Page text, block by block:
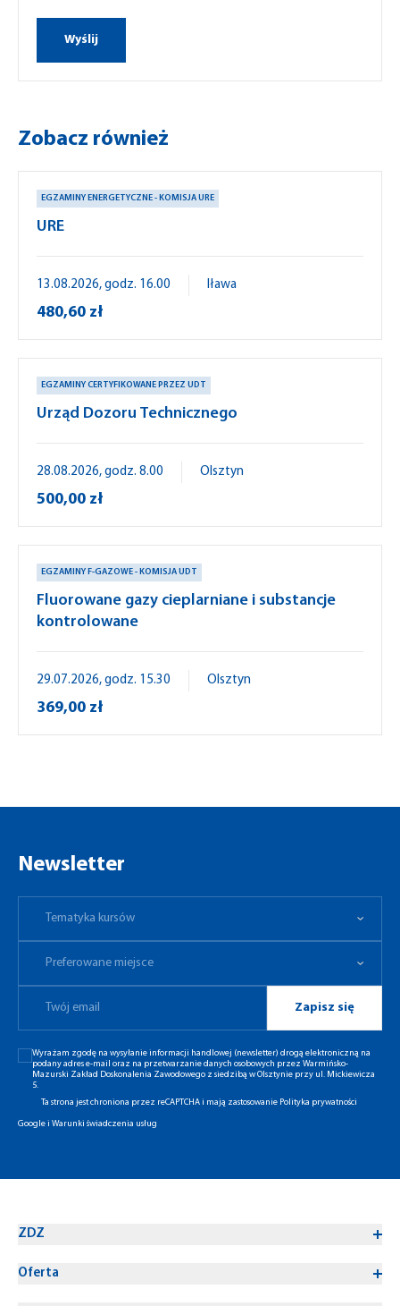
Zobacz również
EGZAMINY ENERGETYCZNE - KOMISJA URE
URE
13.08.2026, godz. 16.00 Iława
480,60 zł
EGZAMINY CERTYFIKOWANE PRZEZ UDT
Urząd Dozoru Technicznego
28.08.2026, godz. 8.00 Olsztyn
500,00 zł
EGZAMINY F-GAZOWE - KOMISJA UDT
Fluorowane gazy cieplarniane i substancje
kontrolowane
29.07.2026, godz. 15.30 Olsztyn
369,00 zł
Newsletter
Tematyka kursów
Preferowane miejsce
Zapisz się
Wyrażam zgodę na wysyłanie informacji handlowej (newsletter) drogą elektroniczną na
podany adres e-mail oraz na przetwarzanie danych osobowych przez Warmińsko-
Mazurski Zakład Doskonalenia Zawodowego z siedzibą w Olsztynie przy ul. Mickiewicza
5.
Ta strona jest chroniona przez reCAPTCHA i mają zastosowanie Polityka prywatności
Googlei Warunki świadczenia usług
ZDZ
Oferta